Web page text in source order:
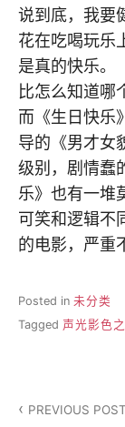
说到底，我要
花在吃喝玩乐
是真的快乐。
比怎么知道哪
而《生日快乐
导的《男才女
级别，剧情蠢
乐》也有一堆
可笑和逻辑不
的电影，严重
Posted in 未分类
Tagged 声光影色
PREVIOUS POST